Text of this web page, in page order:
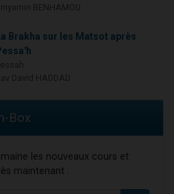
Brakha sur les Matsot après
Box
les nouveaux cours et
maintenant :